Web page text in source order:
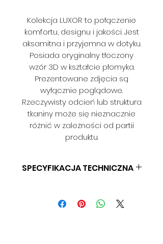
Kolekcja LUXOR to połączenie
komfortu, designu i jakości. Jest
aksamitna i przyjemna w dotyku.
Posiada oryginalny tłoczony
wzór 3D w kształcie płomyka.
Prezentowane zdjęcia są
wyłącznie poglądowe.
Rzeczywisty odcień lub struktura
tkaniny może się nieznacznie
różnić w zależności od partii
produktu.
SPECYFIKACJA TECHNICZNA
GRAMATURA: 330 G/M2
SZEROKOŚĆ: 142 CM